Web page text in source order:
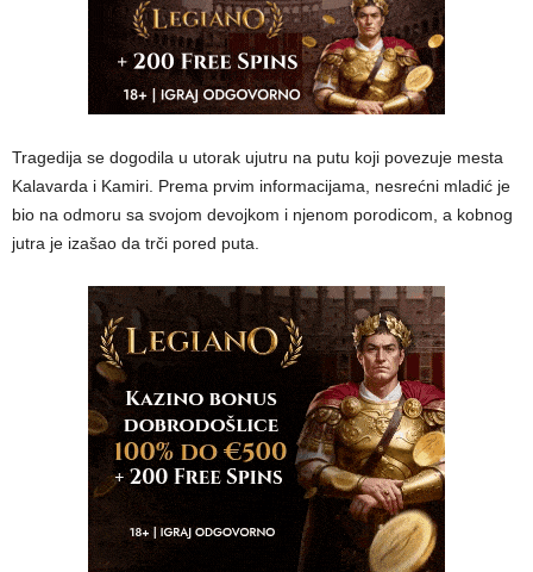
Tragedija se dogodila u utorak ujutru na putu koji povezuje mesta
Kalavarda i Kamiri. Prema prvim informacijama, nesrećni mladić je
bio na odmoru sa svojom devojkom i njenom porodicom, a kobnog
jutra je izašao da trči pored puta.